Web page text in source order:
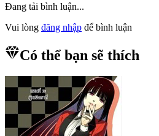
Đang tải bình luận...
Vui lòng đăng nhập để bình luận
Có thể bạn sẽ thích